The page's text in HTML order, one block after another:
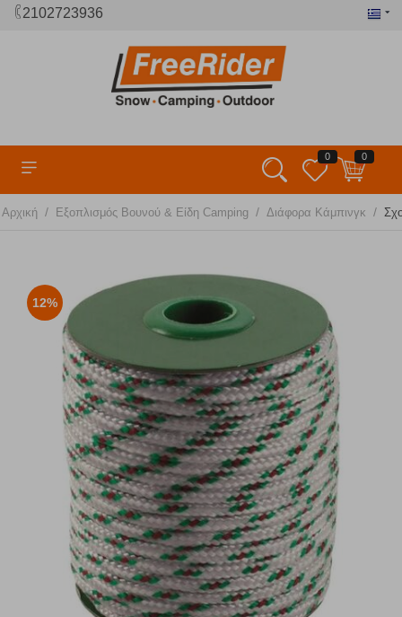
2102723936
0 0
Αρχική / Εξοπλισμός Βουνού & Είδη Camping / Διάφορα Κάμπινγκ /
12%